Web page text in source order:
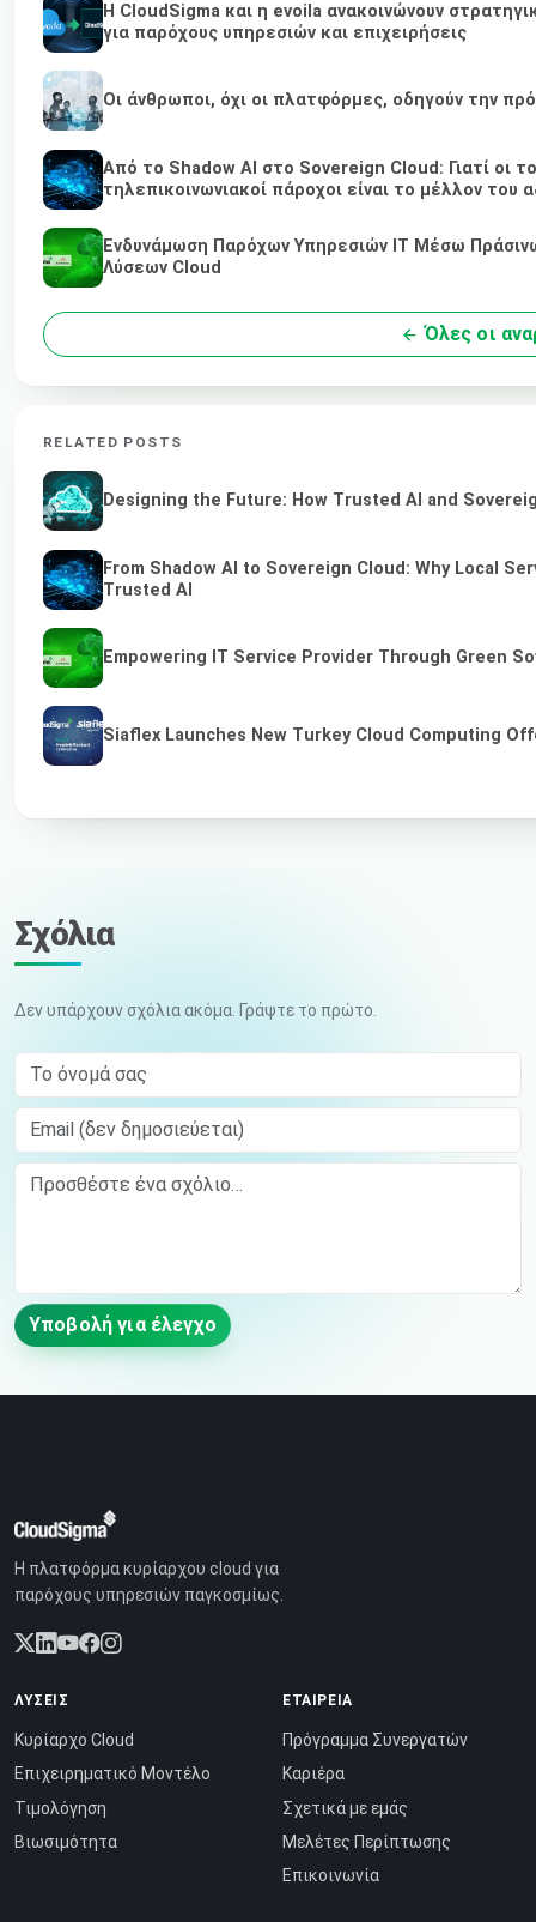
Η CloudSigma και η evoila ανακοινώνουν
για παρόχους υπηρεσιών και επιχειρήσεις
Οι άνθρωποι, όχι οι πλατφόρμες, οδηγούν την
Από το Shadow AI στο Sovereign Cloud: Γιατί οι
τηλεπικοινωνιακοί πάροχοι είναι το μέλλον του
Ενδυνάμωση Παρόχων Υπηρεσιών IT Μέσω
Λύσεων Cloud
Όλες οι
RELATED POSTS
Designing the Future: How Trusted AI and
From Shadow AI to Sovereign Cloud: Why Local
Trusted AI
Empowering IT Service Provider Through Green
Siaflex Launches New Turkey Cloud Computing
Σχόλια
Δεν υπάρχουν σχόλια ακόμα. Γράψτε το πρώτο.
Το όνομά σας
Email (δεν δημοσιεύεται)
Comment
Υποβολή για έλεγχο
Η πλατφόρμα κυρίαρχου cloud για
παρόχους υπηρεσιών παγκοσμίως.
ΛΎΣΕΙΣ
Κυρίαρχο Cloud
Επιχειρηματικό Μοντέλο
Τιμολόγηση
Βιωσιμότητα
ΕΤΑΙΡΕΊΑ
Πρόγραμμα Συνεργατών
Καριέρα
Σχετικά με εμάς
Μελέτες Περίπτωσης
Επικοινωνία